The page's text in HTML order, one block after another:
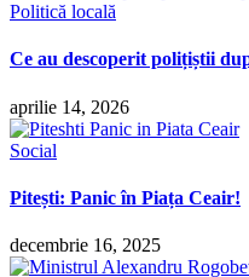
Politică locală
Ce au descoperit polițiștii
aprilie 14, 2026
Social
Pitești: Panic în Piața Ceair!
decembrie 16, 2025